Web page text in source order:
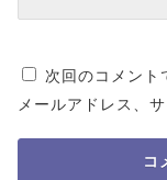
次回のコメント
メールアドレス、